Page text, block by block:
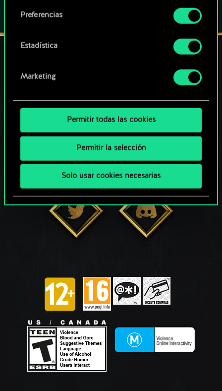
preferencias al respecto en el menú «Ajustes» de
Preferencias
Estadística
Marketing
Permitir todas las cookies
Permitir la selección
Solo usar cookies necesarias
MANTENTE CONECTADO